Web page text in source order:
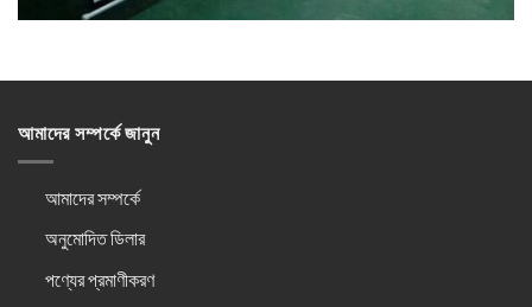
আমাদের সম্পর্কে জানুন
আমাদের সম্পর্কে
অনুমোদিত ডিলার
পণ্যের প্রমাণীকরণ